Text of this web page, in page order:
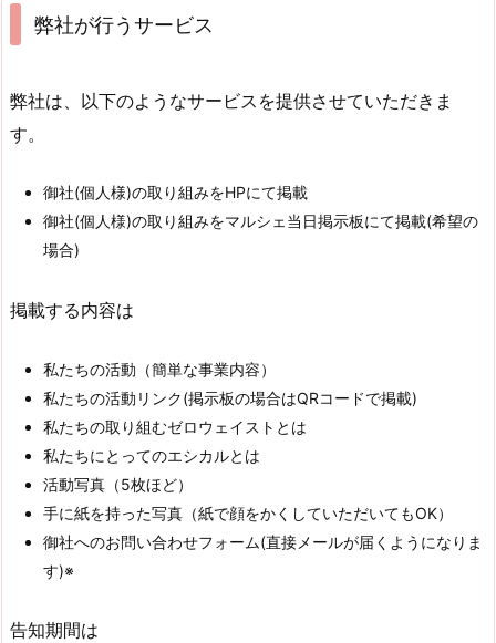
弊社が行うサービス
弊社は、以下のようなサービスを提供させていただきま
す。
御社(個人様)の取り組みをHPにて掲載
御社(個人様)の取り組みをマルシェ当日掲示板にて掲載(希望の
場合)
掲載する内容は
私たちの活動（簡単な事業内容）
私たちの活動リンク(掲示板の場合はQRコードで掲載)
私たちの取り組むゼロウェイストとは
私たちにとってのエシカルとは
活動写真（5枚ほど）
手に紙を持った写真（紙で顔をかくしていただいてもOK）
御社へのお問い合わせフォーム(直接メールが届くようになりま
す)※
告知期間は